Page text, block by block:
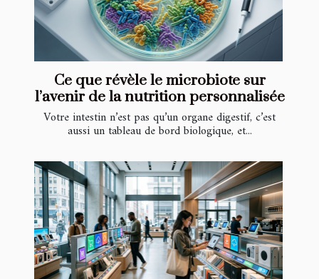
Ce que révèle le microbiote sur
l’avenir de la nutrition personnalisée
Votre intestin n’est pas qu’un organe digestif, c’est
aussi un tableau de bord biologique, et...